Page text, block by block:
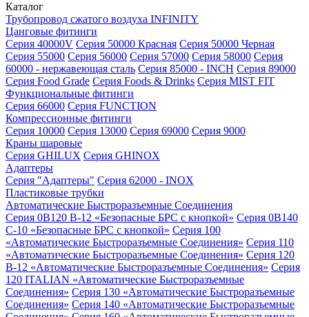
Каталог
Трубопровод сжатого воздуха INFINITY
Цанговые фитинги
Серия 40000V Серия 50000 Красная Серия 50000 Черная
Серия 55000 Серия 56000 Серия 57000 Серия 58000 Серия
60000 - нержавеющая сталь Серия 85000 - INCH Серия 89000
Серия Food Grade Серия Foods & Drinks Серия MIST FIT
Функциональные фитинги
Серия 66000 Серия FUNCTION
Компрессионные фитинги
Серия 10000 Серия 13000 Серия 69000 Серия 9000
Краны шаровые
Серия GHILUX Серия GHINOX
Адаптеры
Серия "Адаптеры" Серия 62000 - INOX
Пластиковые трубки
Автоматические Быстроразъемные Соединения
Серия 0B120 B-12 «Безопасные БРС с кнопкой» Серия 0B140
C-10 «Безопасные БРС с кнопкой» Серия 100
«Автоматические Быстроразъемные Соединения» Серия 110
«Автоматические Быстроразъемные Соединения» Серия 120
B-12 «Автоматические Быстроразъемные Соединения» Серия
120 ITALIAN «Автоматические Быстроразъемные
Соединения» Серия 130 «Автоматические Быстроразъемные
Соединения» Серия 140 «Автоматические Быстроразъемные